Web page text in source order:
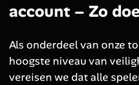
account – Zo
Als onderdeel van onze
hoogste niveau van
vereisen we dat alle